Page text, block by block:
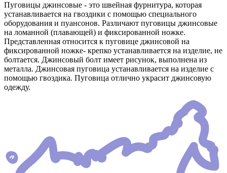
Пуговицы джинсовые - это швейная фурнитура, которая
устанавливается на гвоздики с помощью специального
оборудования и пуансонов. Различают пуговицы джинсовые
на ломанной (плавающей) и фиксированной ножке.
Представленная относится к пуговице джинсовой на
фиксированной ножке- крепко устанавливается на изделие, не
болтается. Джинсовый болт имеет рисунок, выполнена из
металла. Джинсовая пуговица устанавливается на изделие с
помощью гвоздика. Пуговица отлично украсит джинсовую
одежду.